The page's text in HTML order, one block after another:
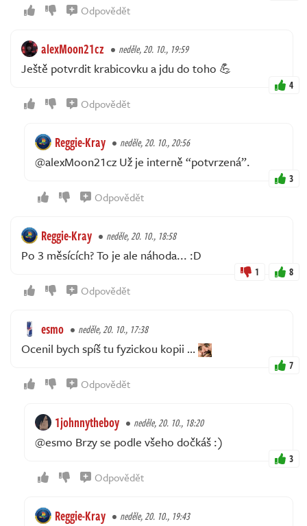
Odpovědět
alexMoon21cz neděle, 20. 10., 19:59
Ještě potvrdit krabicovku a jdu do toho 💪
4
Odpovědět
Reggie-Kray neděle, 20. 10., 20:56
@alexMoon21cz Už je interně “potvrzená”.
3
Odpovědět
Reggie-Kray neděle, 20. 10., 18:58
Po 3 měsících? To je ale náhoda... :D
1 8
Odpovědět
esmo neděle, 20. 10., 17:38
Ocenil bych spíš tu fyzickou kopii …
7
Odpovědět
1johnnytheboy neděle, 20. 10., 18:20
@esmo Brzy se podle všeho dočkáš :)
3
Odpovědět
Reggie-Kray neděle, 20. 10., 19:43